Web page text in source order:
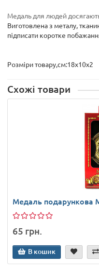
Медаль для людей
Виготовлена з металу,
підписати коротке
Розміри товару,см:18х10х2
Схожі товари
Медаль подарункова
65 грн.
В кошик